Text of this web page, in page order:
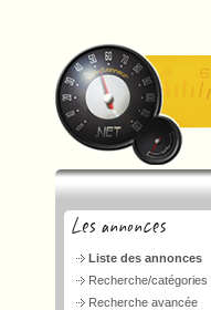
Liste des annonces
Recherche/catégories
Recherche avancée